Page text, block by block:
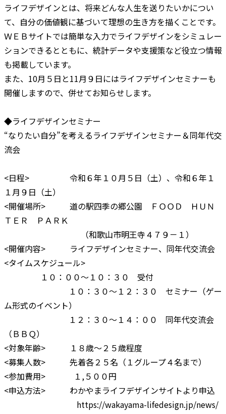
ライフデザインとは、将来どんな人生を送りたいかについ
て、自分の価値観に基づいて理想の生き方を描くことです。
ＷＥＢサイトでは簡単な入力でライフデザインをシミュレー
ションできるとともに、統計データや支援策など役立つ情報
も掲載しています。
また、10月５日と11月９日にはライフデザインセミナーも
開催しますので、併せてお知らせします。
◆ライフデザインセミナー
“なりたい自分”を考えるライフデザインセミナー＆同年代交
流会
<日程> 令和６年１０月５日（土）、令和６年１
１月９日（土）
<開催場所> 道の駅四季の郷公園 ＦＯＯＤ ＨＵＮ
ＴＥＲ ＰＡＲＫ
（和歌山市明王寺４７９－１）
<開催内容> ライフデザインセミナー、同年代交流会
<タイムスケジュール>
１０：００～１０：３０ 受付
１０：３０～１２：３０ セミナー（ゲー
ム形式のイベント）
１２：３０～１４：００ 同年代交流会
（ＢＢＱ）
<対象年齢> １８歳～２５歳程度
<募集人数> 先着各２５名（１グループ４名まで）
<参加費用> １,５００円
<申込方法> わかやまライフデザインサイトより申込
https://wakayama-lifedesign.jp/news/